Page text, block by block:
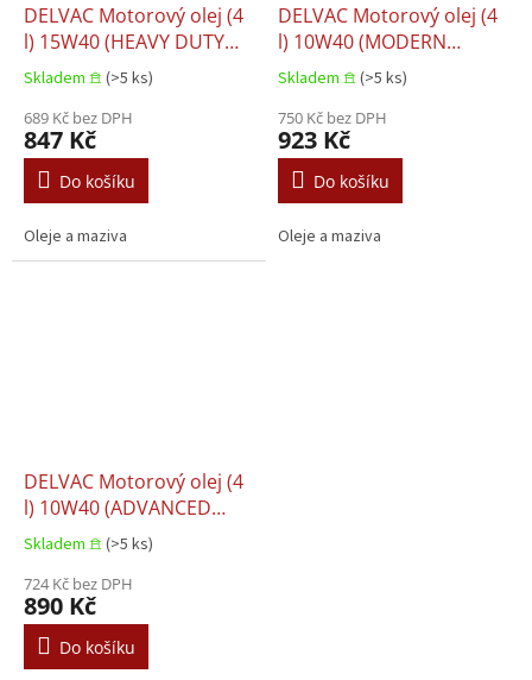
DELVAC Motorový olej (4
l) 15W40 (HEAVY DUTY
LEGEND) CF-4 CG-4 CH-4
SJ MACK EO-M MB 228.3
VOLVO VDS-2
Skladem 𖠿 (>5 ks)
689 Kč bez DPH
847 Kč
Do košíku
Oleje a maziva
DELVAC Motorový olej (4
l) 10W40 (MODERN
SUPER DEFENSE) CH-4 CI-
4 E7 CUMMINS 20072
MACK EO-M PLUS MACK
EO-N MAN 3277 MB 228
Skladem 𖠿 (>5 ks)
750 Kč bez DPH
923 Kč
Do košíku
Oleje a maziva
DELVAC Motorový olej (4
l) 10W40 (ADVANCED
PROTECTION MODERN)
CI-4 CI-4+ CJ-4 CK-4 E6 E7
E9 BUNDESWEHR TL
9150-0107 CATERPILLAR
ECF-3 CUMMINS 20081
CUMMINS 20086 DAF EX
Skladem 𖠿 (>5 ks)
724 Kč bez DPH
890 Kč
Do košíku